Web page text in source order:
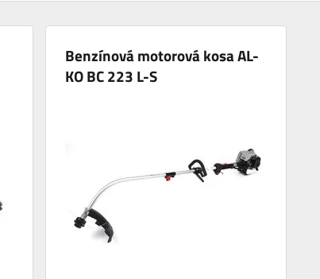
Benzínová motorová kosa AL-
KO BC 223 L-S